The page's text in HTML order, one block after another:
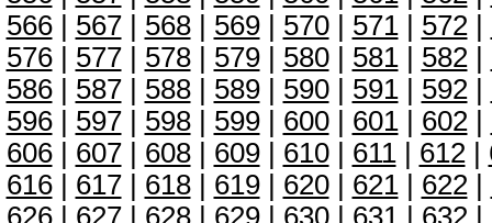
566| 567| 568| 569| 570| 571| 572|
576| 577| 578| 579| 580| 581| 582|
586| 587| 588| 589| 590| 591| 592|
596| 597| 598| 599| 600| 601| 602|
606| 607| 608| 609| 610| 611| 612|
616| 617| 618| 619| 620| 621| 622|
626| 627| 628| 629| 630| 631| 632|